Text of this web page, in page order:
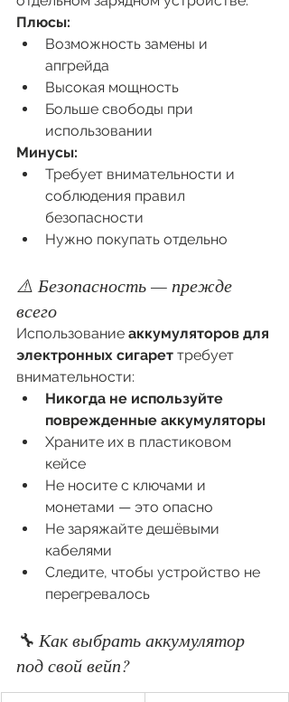
Плюсы:
Возможность замены и
апгрейда
Высокая мощность
Больше свободы при
использовании
Минусы:
Требует внимательности и
соблюдения правил
безопасности
Нужно покупать отдельно
⚠️ Безопасность — прежде
всего
Использование аккумуляторов для
электронных сигарет требует
внимательности:
Никогда не используйте
поврежденные аккумуляторы
Храните их в пластиковом
кейсе
Не носите с ключами и
монетами — это опасно
Не заряжайте дешёвыми
кабелями
Следите, чтобы устройство не
перегревалось
🔧 Как выбрать аккумулятор
под свой вейп?